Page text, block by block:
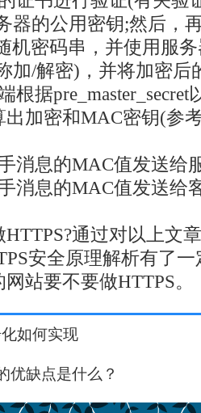
器的公用密钥;然后，
机密码串，并使用服
加/解密)，并将加密后
据pre_master_secret
出加密和MAC密钥(参
消息的MAC值发送给
消息的MAC值发送给
通过对以上文
安全原理解析有了
站要不要做HTTPS。
如何实现
优缺点是什么？